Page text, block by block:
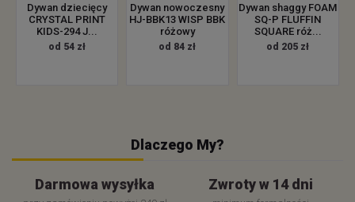
Dywan dziecięcy
CRYSTAL PRINT
KIDS-294 J...
od 54 zł
Dywan nowoczesny
HJ-BBK13 WISP BBK
różowy
od 84 zł
Dywan shaggy FOAM
SQ-P FLUFFIN
SQUARE róż...
od 205 zł
Dlaczego My?
Darmowa wysyłka Zwroty w 14 dni